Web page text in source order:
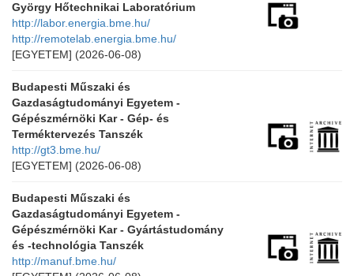
György Hőtechnikai Laboratórium
http://labor.energia.bme.hu/
http://remotelab.energia.bme.hu/
[EGYETEM] (2026-06-08)
Budapesti Műszaki és
Gazdaságtudományi Egyetem -
Gépészmérnöki Kar - Gép- és
Terméktervezés Tanszék
http://gt3.bme.hu/
[EGYETEM] (2026-06-08)
Budapesti Műszaki és
Gazdaságtudományi Egyetem -
Gépészmérnöki Kar - Gyártástudomány
és -technológia Tanszék
http://manuf.bme.hu/